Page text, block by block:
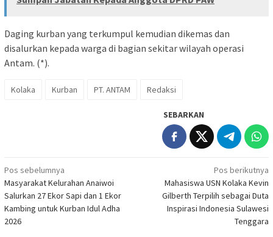
Daging kurban yang terkumpul kemudian dikemas dan
disalurkan kepada warga di bagian sekitar wilayah operasi
Antam. (*).
Kolaka Kurban PT. ANTAM Redaksi
SEBARKAN
Navigasi
pos
Pos sebelumnya
Masyarakat Kelurahan Anaiwoi
Salurkan 27 Ekor Sapi dan 1 Ekor
Kambing untuk Kurban Idul Adha
2026
Pos berikutnya
Mahasiswa USN Kolaka Kevin
Gilberth Terpilih sebagai Duta
Inspirasi Indonesia Sulawesi
Tenggara